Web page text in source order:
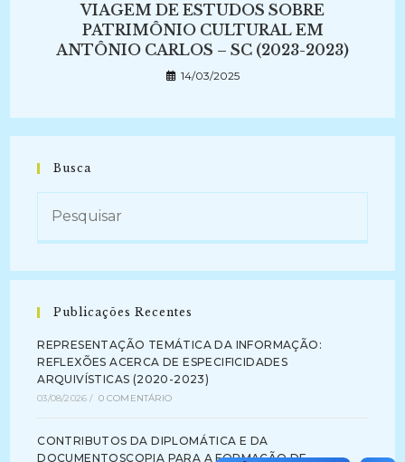
VIAGEM DE ESTUDOS SOBRE
PATRIMÔNIO CULTURAL EM
ANTÔNIO CARLOS – SC (2023-2023)
14/03/2025
Busca
Publicações Recentes
REPRESENTAÇÃO TEMÁTICA DA INFORMAÇÃO:
REFLEXÕES ACERCA DE ESPECIFICIDADES
ARQUIVÍSTICAS (2020-2023)
03/08/2026 / 0 COMENTÁRIO
CONTRIBUTOS DA DIPLOMÁTICA E DA
DOCUMENTOSCOPIA PARA A FORMAÇÃO DE